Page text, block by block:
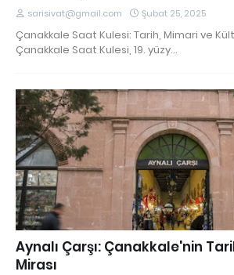
sarisivat@gmail.com Şubat 25, 2025
Çanakkale Saat Kulesi: Tarih, Mimari ve
Çanakkale Saat Kulesi, 19. yüzy…
Aynalı Çarşı: Çanakkale'nin
Mirası